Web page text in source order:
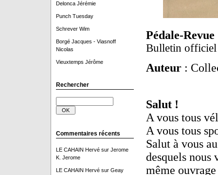
Delonca Jérémie
Punch Tuesday
Schrever Wim
Borgé Jacques - Viasnoff
Nicolas
Vieuxtemps Jérôme
Rechercher
Commentaires récents
LE CAHAIN Hervésur Jerome
K. Jerome
LE CAHAIN Hervésur Geay
Pédale-Revue
Bulletin officiel
Auteur:
Salut !
A vous tous
A vous tous
Salut à vous
desquels nous
même